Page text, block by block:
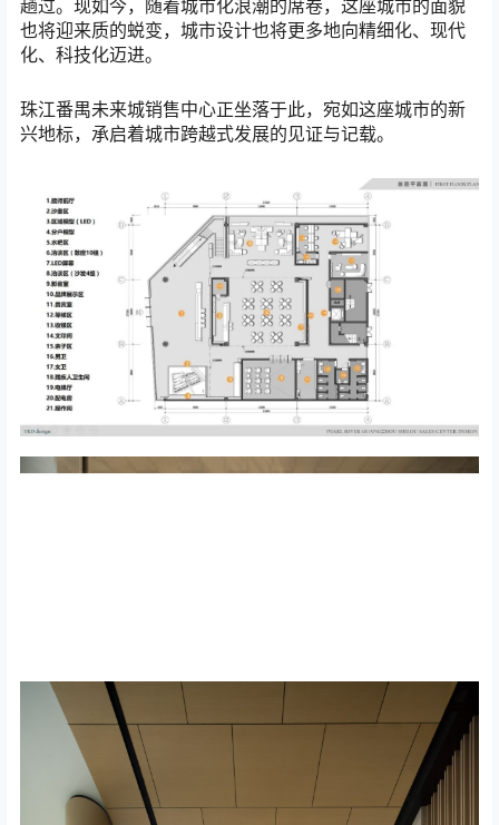
趟过。现如今，随着城市化浪潮的席卷，这座城市的面貌
也将迎来质的蜕变，城市设计也将更多地向精细化、现代
化、科技化迈进。
珠江番禺未来城销售中心正坐落于此，宛如这座城市的新
兴地标，承启着城市跨越式发展的见证与记载。